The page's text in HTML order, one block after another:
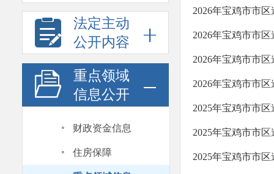
法定主动
公开内容
重点领域
信息公开
· 财政资金信息
· 住房保障
2026年宝鸡市市
2026年宝鸡市市
2026年宝鸡市市
2026年宝鸡市市
2025年宝鸡市市
2025年宝鸡市市
2025年宝鸡市市